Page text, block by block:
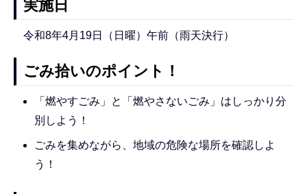
実施日
令和8年4月19日（日曜）午前（雨天決行）
ごみ拾いのポイント！
「燃やすごみ」と「燃やさないごみ」はしっかり分
別しよう！
ごみを集めながら、地域の危険な場所を確認しよ
う！